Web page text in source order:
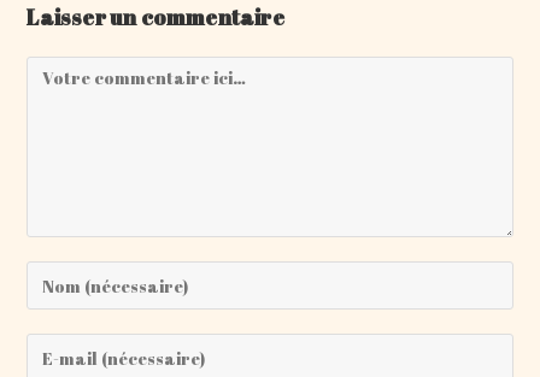
Laisser un commentaire
Comment
Enter
your
name
or
Enter